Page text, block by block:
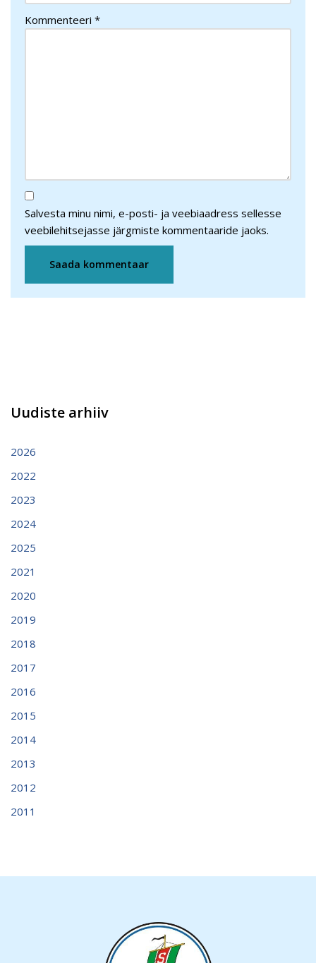
Kommenteeri *
Salvesta minu nimi, e-posti- ja veebiaadress sellesse
veebilehitsejasse järgmiste kommentaaride jaoks.
Uudiste arhiiv
2026
2022
2023
2024
2025
2021
2020
2019
2018
2017
2016
2015
2014
2013
2012
2011